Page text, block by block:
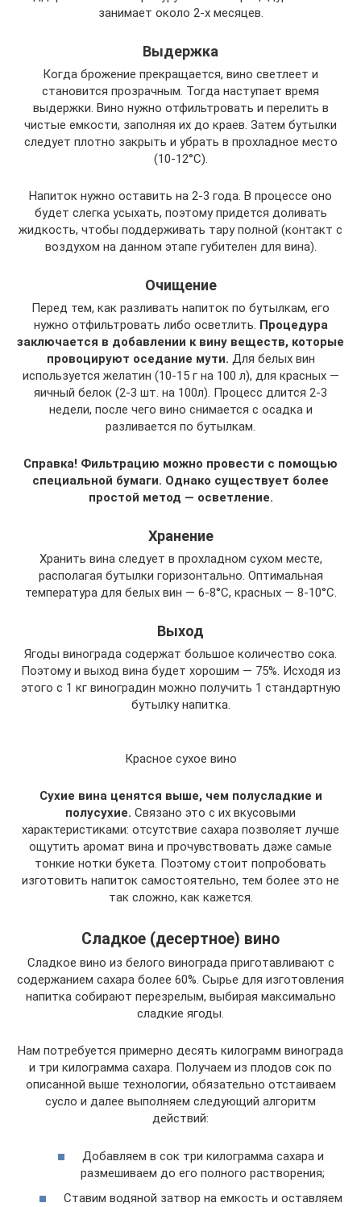
занимает около 2-х месяцев.
Выдержка
Когда брожение прекращается, вино светлеет и
становится прозрачным. Тогда наступает время
выдержки. Вино нужно отфильтровать и перелить в
чистые емкости, заполняя их до краев. Затем бутылки
следует плотно закрыть и убрать в прохладное место
(10-12°С).
Напиток нужно оставить на 2-3 года. В процессе оно
будет слегка усыхать, поэтому придется доливать
жидкость, чтобы поддерживать тару полной (контакт с
воздухом на данном этапе губителен для вина).
Очищение
Перед тем, как разливать напиток по бутылкам, его
нужно отфильтровать либо осветлить. Процедура
заключается в добавлении к вину веществ, которые
провоцируют оседание мути. Для белых вин
используется желатин (10-15 г на 100 л), для красных ―
яичный белок (2-3 шт. на 100л). Процесс длится 2-3
недели, после чего вино снимается с осадка и
разливается по бутылкам.
Справка! Фильтрацию можно провести с помощью
специальной бумаги. Однако существует более
простой метод ― осветление.
Хранение
Хранить вина следует в прохладном сухом месте,
располагая бутылки горизонтально. Оптимальная
температура для белых вин ― 6-8°С, красных ― 8-10°С.
Выход
Ягоды винограда содержат большое количество сока.
Поэтому и выход вина будет хорошим ― 75%. Исходя из
этого с 1 кг виноградин можно получить 1 стандартную
бутылку напитка.
Красное сухое вино
Сухие вина ценятся выше, чем полусладкие и
полусухие. Связано это с их вкусовыми
характеристиками: отсутствие сахара позволяет лучше
ощутить аромат вина и прочувствовать даже самые
тонкие нотки букета. Поэтому стоит попробовать
изготовить напиток самостоятельно, тем более это не
так сложно, как кажется.
Сладкое (десертное) вино
Сладкое вино из белого винограда приготавливают с
содержанием сахара более 60%. Сырье для изготовления
напитка собирают перезрелым, выбирая максимально
сладкие ягоды.
Нам потребуется примерно десять килограмм винограда
и три килограмма сахара. Получаем из плодов сок по
описанной выше технологии, обязательно отстаиваем
сусло и далее выполняем следующий алгоритм
действий:
Добавляем в сок три килограмма сахара и
размешиваем до его полного растворения;
Ставим водяной затвор на емкость и оставляем